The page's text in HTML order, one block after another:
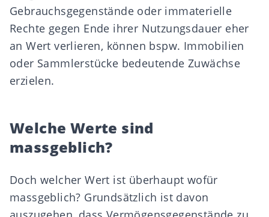
Gebrauchsgegenstände oder immaterielle
Rechte gegen Ende ihrer Nutzungsdauer eher
an Wert verlieren, können bspw. Immobilien
oder Sammlerstücke bedeutende Zuwächse
erzielen.
Welche Werte sind
massgeblich?
Doch welcher Wert ist überhaupt wofür
massgeblich? Grundsätzlich ist davon